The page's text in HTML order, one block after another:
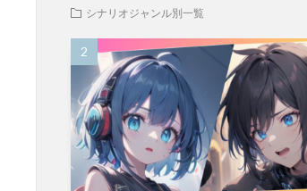
シナリオジャンル別一覧